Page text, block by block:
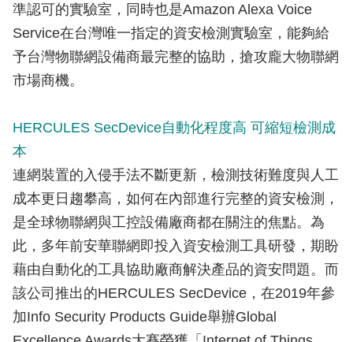
準認可的實驗室，同時也是Amazon Alexa Voice
Service在台灣唯一指定的資安檢測實驗室，能夠給
予台灣物聯網設備商最完整的協助，搶攻龐大物聯網
市場商機。
HERCULES SecDevice自動化程度高 可縮短檢測成
本
連網裝置的入侵手法不斷更新，檢測技術難度與人工
成本更日趨攀高，如何在內部進行完整的資安檢測，
是全球物聯網與工控設備廠商都在關注的焦點。為
此，多年前安華聯網即投入資安檢測工具研發，期盼
藉由自動化的工具協助廠商解決產品的資安問題。而
該公司推出的HERCULES SecDevice，在2019年參
加Info Security Products Guide舉辦Global